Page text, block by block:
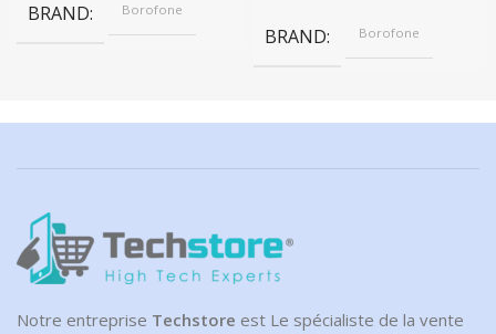
BRAND Borofone
BRAND Borofone
Notre entreprise Techstore est Le spécialiste de la vente